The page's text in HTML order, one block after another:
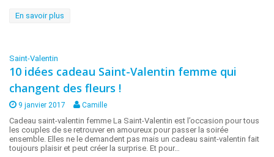
En savoir plus
Saint-Valentin
10 idées cadeau Saint-Valentin femme qui
changent des fleurs !
9 janvier 2017 Camille
Cadeau saint-valentin femme La Saint-Valentin est l’occasion pour tous
les couples de se retrouver en amoureux pour passer la soirée
ensemble. Elles ne le demandent pas mais un cadeau saint-valentin fait
toujours plaisir et peut créer la surprise. Et pour…